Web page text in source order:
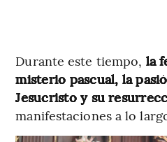
Durante este tiempo, la
misterio pascual, la
Jesucristo y su
manifestaciones a lo